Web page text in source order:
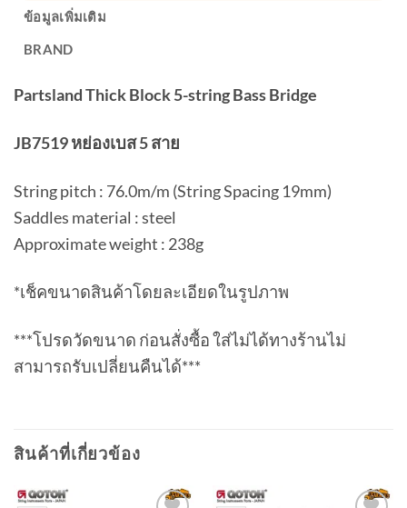
ข้อมูลเพิ่มเติม
BRAND
Partsland Thick Block 5-string Bass Bridge
JB7519 หย่องเบส 5 สาย
String pitch : 76.0m/m (String Spacing 19mm)
Saddles material : steel
Approximate weight : 238g
*เช็คขนาดสินค้าโดยละเอียดในรูปภาพ
***โปรดวัดขนาด ก่อนสั่งซื้อ ใส่ไม่ได้ทางร้านไม่
สามารถรับเปลี่ยนคืนได้***
สินค้าที่เกี่ยวข้อง